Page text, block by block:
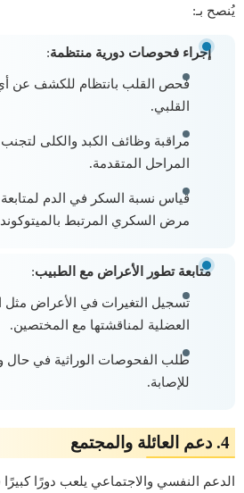
يُنصح بـ:
إجراء فحوصات دورية منتظمة:
فحص القلب بانتظام للكشف عن
القلبي.
مراقبة وظائف الكبد والكلى
المراحل المتقدمة.
قياس نسبة السكر في الدم
مرض السكري المرتبط
متابعة تطور الأعراض مع الطبيب:
تسجيل التغيرات في الأعراض مثل
العضلية لمناقشتها مع المختصين.
طلب الفحوصات الوراثية في حال
للإصابة.
4. دعم العائلة والمجتمع
الدعم النفسي والاجتماعي يلعب دورًا